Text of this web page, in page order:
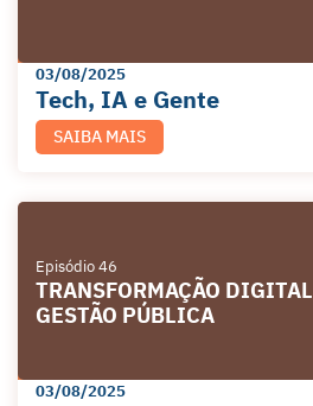
03/08/2025
Tech, IA e Gente
SAIBA MAIS
Episódio 46
TRANSFORMAÇÃO
GESTÃO PÚBLICA
03/08/2025